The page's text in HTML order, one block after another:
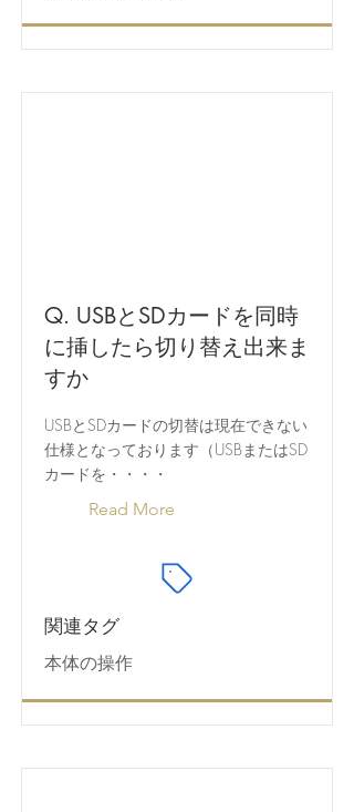
Q. USBとSDカードを同時
に挿したら切り替え出来ま
すか
USBとSDカードの切替は現在できない
仕様となっております（USBまたはSD
カードを・・・・
Read More
関連タグ
本体の操作